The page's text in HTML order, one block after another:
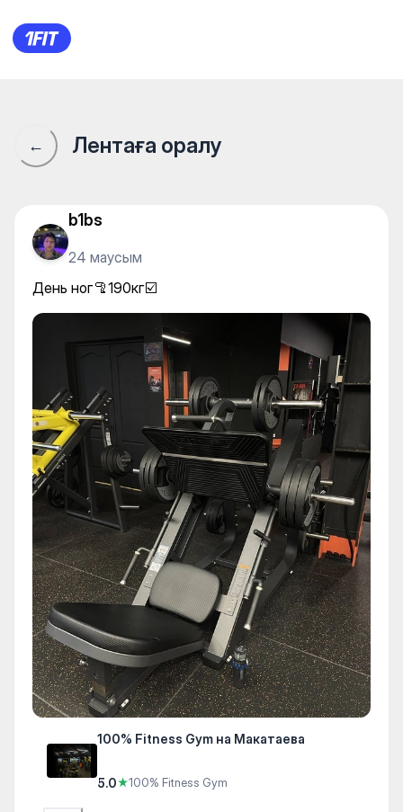
100% Fitness Gym на
← Лентаға оралу
b1bs
24 маусым
День ног🦿190кг☑️
100% Fitness Gym на Макатаева
5.0★100% Fitness Gym